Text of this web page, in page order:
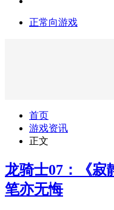
正常向游戏
首页
游戏资讯
正文
龙骑士07：《寂
笔亦无悔